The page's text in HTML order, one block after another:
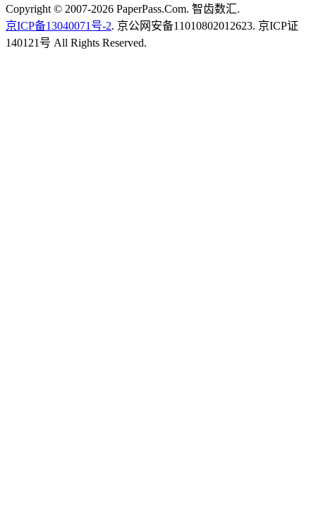
Copyright © 2007-2026 PaperPass.Com. 智齿数汇.
京ICP备13040071号-2. 京公网安备11010802012623. 京ICP证
140121号 All Rights Reserved.